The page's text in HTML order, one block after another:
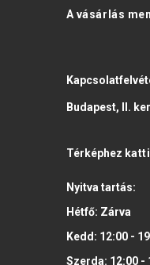
A vásárlás
Budapest, II.
Térképhez
Nyitva tartás:
Hétfő: Zárva
Kedd: 12:00 -
Szerda: 12:00 -